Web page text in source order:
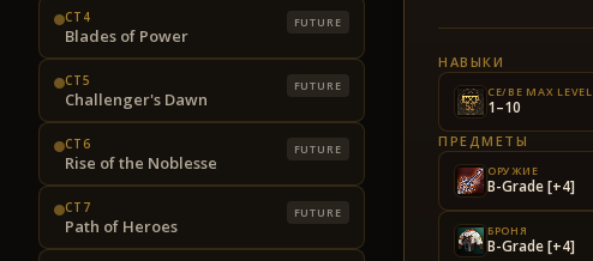
CT4
Blades of Power
FUTURE
CT5
Challenger's Dawn
FUTURE
CT6
Rise of the Noblesse
FUTURE
CT7
Path of Heroes
FUTURE
НАВЫКИ
CE/BE MAX LEVEL
1–10
ПРЕДМЕТЫ
ОРУЖИЕ
B-Grade [+4]
БРОНЯ
B-Grade [+4]